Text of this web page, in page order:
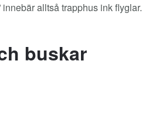
alltså trapphus ink flyglar.
buskar